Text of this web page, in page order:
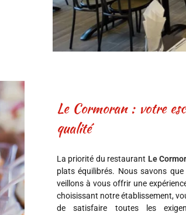
Le Cormoran : votre
qualité
La priorité du restaurant Le
plats équilibrés. Nous savons
veillons à vous offrir une
choisissant notre établissement,
de satisfaire toutes les